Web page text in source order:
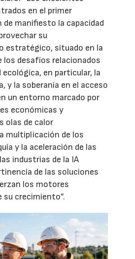
en el primer
de manifiesto la capacidad
su
estratégico, situado en la
los desafíos relacionados
ecológica, en particular, la
y la soberanía en el acceso
un entorno marcado por
económicas y
olas de calor
multiplicación de los
y la aceleración de las
industrias de la IA
de las soluciones
los motores
crecimiento”.